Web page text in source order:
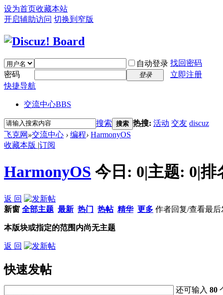
设为首页收藏本站
开启辅助访问 切换到窄版
自动登录 找回密码
密码
登录
立即注册
快捷导航
交流中心BBS
搜索 搜索 热搜: 活动 交友 discuz
飞克网 »交流中心 › 编程› HarmonyOS
收藏本版 |订阅
HarmonyOS 今日: 0|主题: 0|排
返 回
新窗 全部主题 最新 热门 热帖 精华 更多 作者回复/查看最后
本版块或指定的范围内尚无主题
返 回
快速发帖
还可输入80